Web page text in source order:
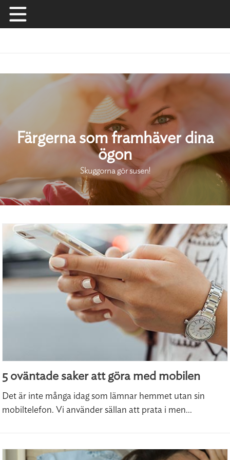
Skip
to
Färgerna som framhäver dina
ögon
Skuggorna gör susen!
5 oväntade saker att göra med mobilen
Det är inte många idag som lämnar hemmet utan sin
mobiltelefon. Vi använder sällan att prata i men...